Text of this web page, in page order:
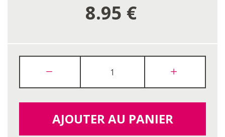
8.95 €
AJOUTER AU PANIER